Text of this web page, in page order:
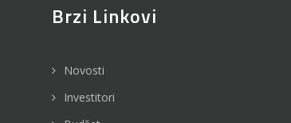
Brzi Linkovi
Novosti
Investitori